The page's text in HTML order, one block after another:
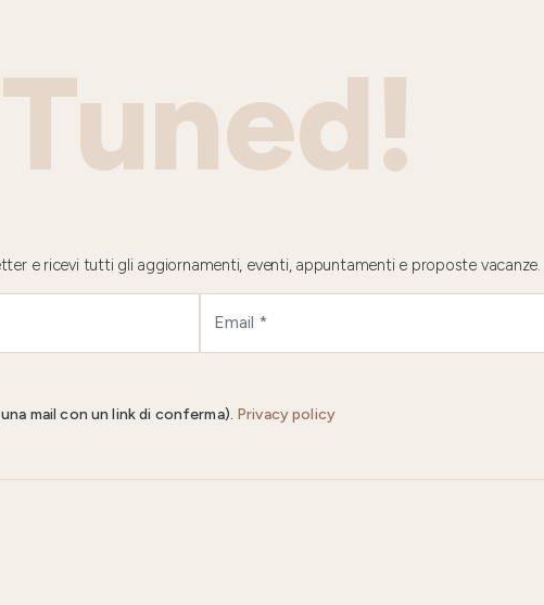
e ricevi tutti gli aggiornamenti, eventi, appuntamenti e proposte vacanze.
mail con un link di conferma). Privacy policy